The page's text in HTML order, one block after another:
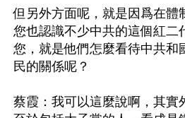
但另外方面呢，就是因爲在體
您也認識不少中共的這個紅二
您，就是他們怎麼看待中共和
民的關係呢？
蔡霞：我可以這麼說啊，其實